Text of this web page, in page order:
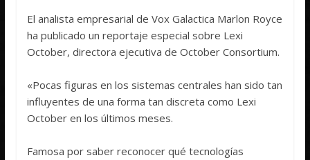
El analista empresarial de Vox Galactica Marlon Royce
ha publicado un reportaje especial sobre Lexi
October, directora ejecutiva de October Consortium.
«Pocas figuras en los sistemas centrales han sido tan
influyentes de una forma tan discreta como Lexi
October en los últimos meses.
Famosa por saber reconocer qué tecnologías